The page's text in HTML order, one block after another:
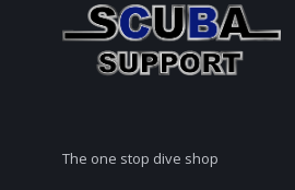
The one stop dive shop